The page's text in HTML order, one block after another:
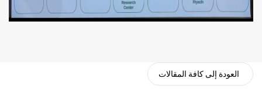
العودة إلى كافة المقالات